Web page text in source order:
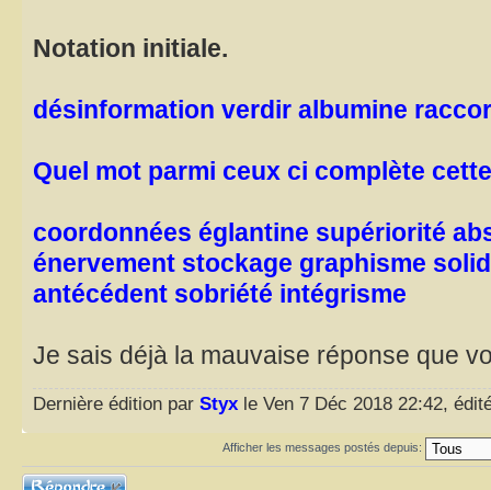
Notation initiale.
désinformation verdir albumine
Quel mot parmi ceux ci complète
coordonnées églantine supériorité
énervement stockage graphisme
antécédent sobriété intégrisme
Je sais déjà la mauvaise réponse que
Dernière édition par Styx le Ven 7 Déc 2018 22:42,
Afficher les messages postés depuis:
Répondre